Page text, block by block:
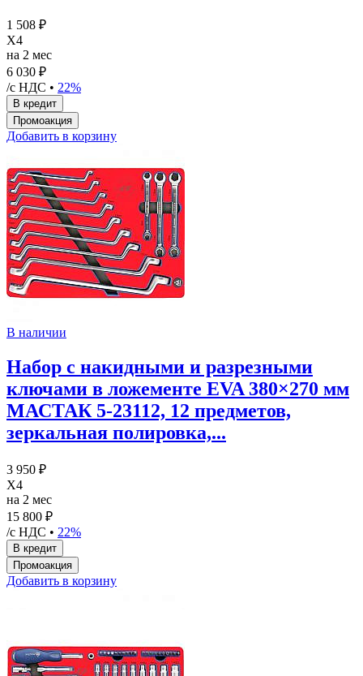
1 508 ₽
X4
на 2 мес
6 030 ₽
/с НДС • 22%
Добавить в корзину
В наличии
Набор с накидными и разрезными
ключами в ложементе EVA 380×270 мм
МАСТАК 5-23112, 12 предметов,
зеркальная полировка,...
3 950 ₽
X4
на 2 мес
15 800 ₽
/с НДС • 22%
Добавить в корзину